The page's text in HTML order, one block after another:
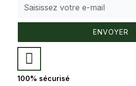
ENVOYER
100% sécurisé